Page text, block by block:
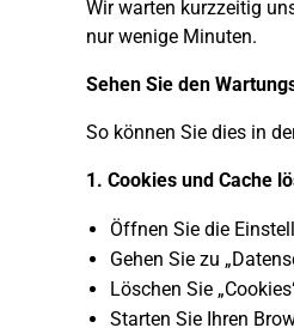
Wir warten kurzzeitig
nur wenige Minuten.
Sehen Sie den
So können Sie dies in
1. Cookies und Cache
Öffnen Sie die
Gehen Sie zu
Löschen Sie
Starten Sie Ihren